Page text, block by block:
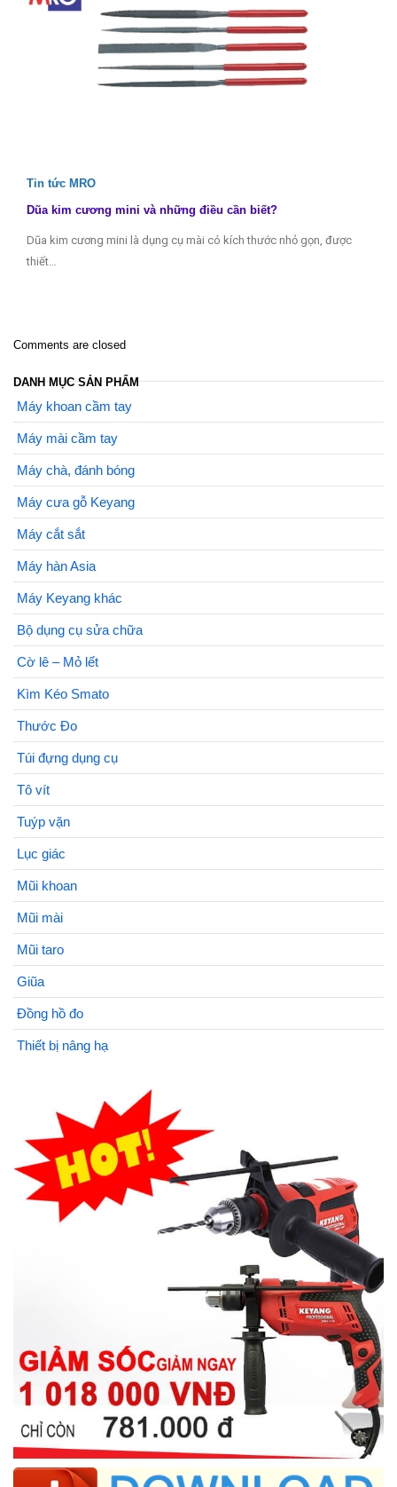
Tin tức MRO
Dũa kim cương mini và những điều cần biết?
Dũa kim cương mini là dụng cụ mài có kích thước nhỏ gọn, được
thiết…
Comments are closed
DANH MỤC SẢN PHẨM
Máy khoan cầm tay
Máy mài cầm tay
Máy chà, đánh bóng
Máy cưa gỗ Keyang
Máy cắt sắt
Máy hàn Asia
Máy Keyang khác
Bộ dụng cụ sửa chữa
Cờ lê – Mỏ lết
Kìm Kéo Smato
Thước Đo
Túi đựng dụng cụ
Tô vít
Tuýp vặn
Lục giác
Mũi khoan
Mũi mài
Mũi taro
Giũa
Đồng hồ đo
Thiết bị nâng hạ